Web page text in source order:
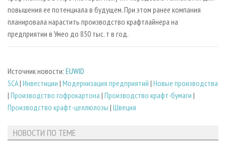
повышения ее потенциала в будущем. При этом ранее компания
планировала нарастить производство крафтлайнера на
предприятии в Умео до 850 тыс. т в год.
Источник новости: EUWID
SCA| Инвестиции | Модернизация предприятий | Новые производства
| Производство гофрокартона | Производство крафт-бумаги |
Производство крафт-целлюлозы | Швеция
НОВОСТИ ПО ТЕМЕ